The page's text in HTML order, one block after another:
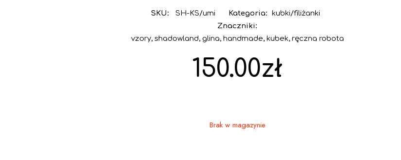
SKU: SH-KS/umi Kategoria:
kubki/filiżanki
Znaczniki:
vzory, shadowland, glina, handmade, kubek, ręczna robota
150.00zł
Brak w magazynie